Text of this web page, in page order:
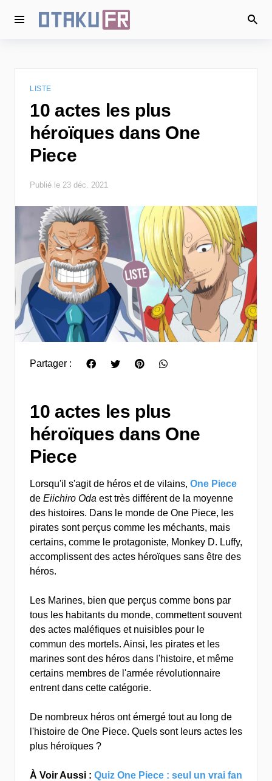
LISTE
10 actes les plus
héroïques dans One
Piece
Publié le 23 déc. 2021
Partager :
10 actes les plus
héroïques dans One
Piece
Lorsqu'il s'agit de héros et de vilains, One Piece
de Eiichiro Oda est très différent de la moyenne
des histoires. Dans le monde de One Piece, les
pirates sont perçus comme les méchants, mais
certains, comme le protagoniste, Monkey D. Luffy,
accomplissent des actes héroïques sans être des
héros.
Les Marines, bien que perçus comme bons par
tous les habitants du monde, commettent souvent
des actes maléfiques et nuisibles pour le
commun des mortels. Ainsi, les pirates et les
marines sont des héros dans l'histoire, et même
certains membres de l'armée révolutionnaire
entrent dans cette catégorie.
De nombreux héros ont émergé tout au long de
l'histoire de One Piece. Quels sont leurs actes les
plus héroïques ?
À Voir Aussi : Quiz One Piece : seul un vrai fan